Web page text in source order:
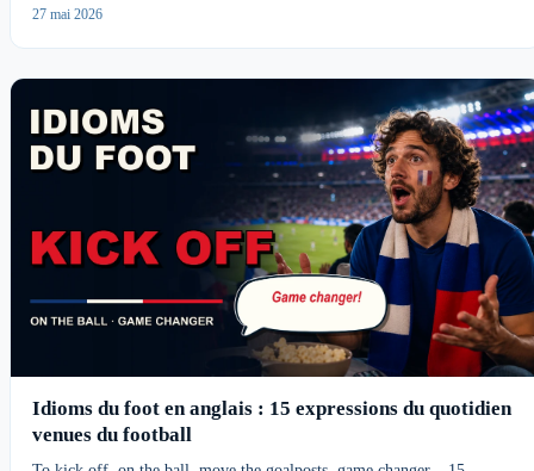
27 mai 2026
Idioms du foot en anglais : 15 expressions du quotidien
venues du football